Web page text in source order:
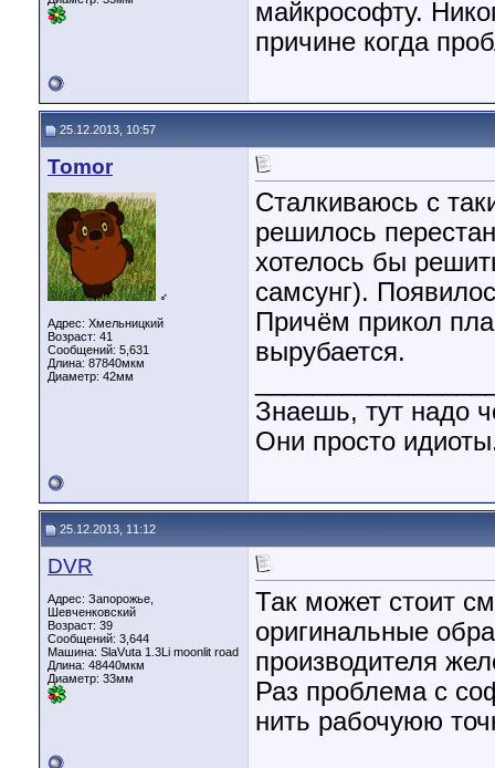
майкрософту.
причине когда
25.12.2013, 10:57
Tomor
♂
Адрес: Хмельницкий
Возраст: 41
Сообщений: 5,631
Длина: 87840мкм
Диаметр: 42мм
Сталкиваюсь с
решилось
хотелось бы
самсунг).
Причём прикол
вырубается.
Знаешь, тут надо
Они просто
25.12.2013, 11:12
DVR
Адрес: Запорожье,
Шевченковский
Возраст: 39
Сообщений: 3,644
Машина: SlaVuta 1.3Li moonlit road
Длина: 48440мкм
Диаметр: 33мм
Так может стоит
оригинальные
производителя
Раз проблема с
нить рабочуюю